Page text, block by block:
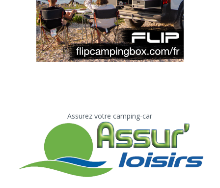
Assurez votre camping-car